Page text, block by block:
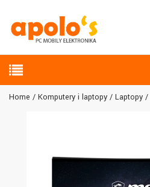
Home Komputery i laptopy Laptopy